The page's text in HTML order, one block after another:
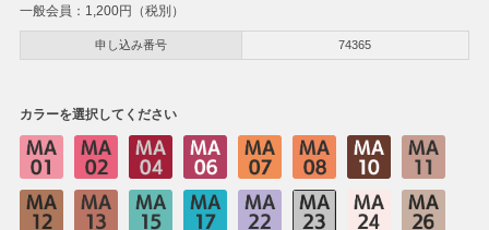
一般会員： 1,200円（税別）
申し込み番号 74365
カラーを選択してください